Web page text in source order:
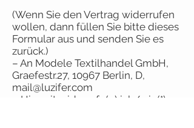
(Wenn Sie den Vertrag widerrufen
wollen, dann füllen Sie bitte dieses
Formular aus und senden Sie es
zurück.)
– An Modele Textilhandel GmbH,
Graefestr.27, 10967 Berlin, D,
mail@luzifer.com
– Hiermit widerrufe(n) ich/wir (*)